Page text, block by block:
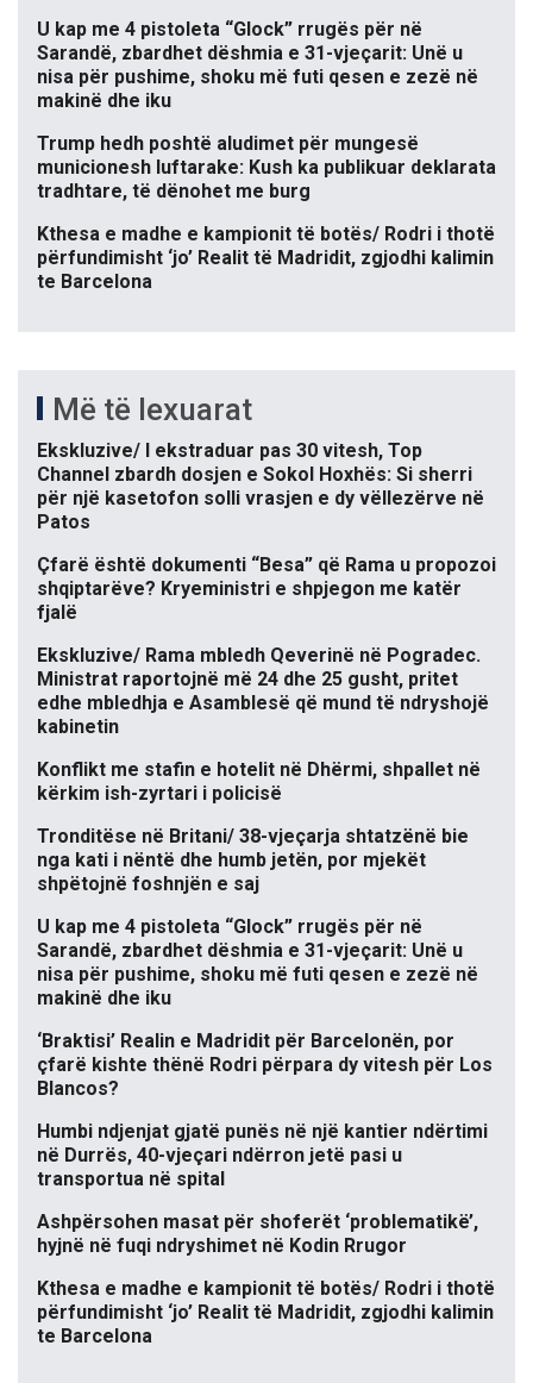
U kap me 4 pistoleta “Glock” rrugës për në
Sarandë, zbardhet dëshmia e 31-vjeçarit: Unë u
nisa për pushime, shoku më futi qesen e zezë në
makinë dhe iku
Trump hedh poshtë aludimet për mungesë
municionesh luftarake: Kush ka publikuar deklarata
tradhtare, të dënohet me burg
Kthesa e madhe e kampionit të botës/ Rodri i thotë
përfundimisht ‘jo’ Realit të Madridit, zgjodhi kalimin
te Barcelona
Më të lexuarat
Ekskluzive/ I ekstraduar pas 30 vitesh, Top
Channel zbardh dosjen e Sokol Hoxhës: Si sherri
për një kasetofon solli vrasjen e dy vëllezërve në
Patos
Çfarë është dokumenti “Besa” që Rama u propozoi
shqiptarëve? Kryeministri e shpjegon me katër
fjalë
Ekskluzive/ Rama mbledh Qeverinë në Pogradec.
Ministrat raportojnë më 24 dhe 25 gusht, pritet
edhe mbledhja e Asamblesë që mund të ndryshojë
kabinetin
Konflikt me stafin e hotelit në Dhërmi, shpallet në
kërkim ish-zyrtari i policisë
Tronditëse në Britani/ 38-vjeçarja shtatzënë bie
nga kati i nëntë dhe humb jetën, por mjekët
shpëtojnë foshnjën e saj
U kap me 4 pistoleta “Glock” rrugës për në
Sarandë, zbardhet dëshmia e 31-vjeçarit: Unë u
nisa për pushime, shoku më futi qesen e zezë në
makinë dhe iku
‘Braktisi’ Realin e Madridit për Barcelonën, por
çfarë kishte thënë Rodri përpara dy vitesh për Los
Blancos?
Humbi ndjenjat gjatë punës në një kantier ndërtimi
në Durrës, 40-vjeçari ndërron jetë pasi u
transportua në spital
Ashpërsohen masat për shoferët ‘problematikë’,
hyjnë në fuqi ndryshimet në Kodin Rrugor
Kthesa e madhe e kampionit të botës/ Rodri i thotë
përfundimisht ‘jo’ Realit të Madridit, zgjodhi kalimin
te Barcelona